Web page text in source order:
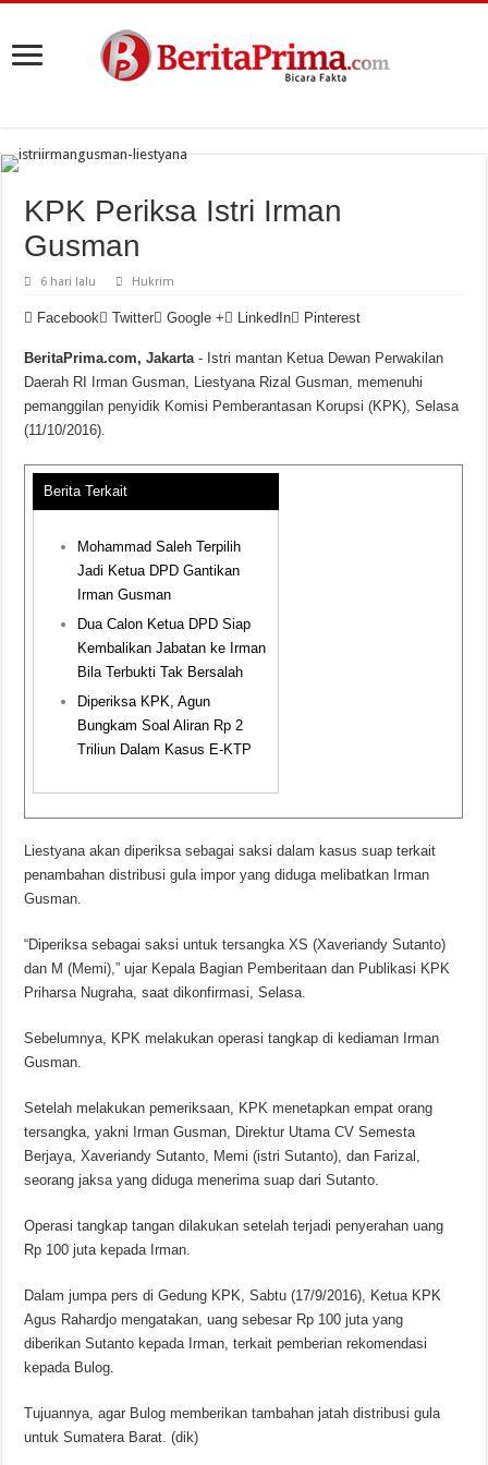
KPK Periksa Istri Irman
Gusman
6 hari lalu Hukrim
Facebook Twitter Google + LinkedIn Pinterest
BeritaPrima.com, Jakarta - Istri mantan Ketua Dewan Perwakilan
Daerah RI Irman Gusman, Liestyana Rizal Gusman, memenuhi
pemanggilan penyidik Komisi Pemberantasan Korupsi (KPK), Selasa
(11/10/2016).
Berita Terkait
Mohammad Saleh Terpilih
Jadi Ketua DPD Gantikan
Irman Gusman
Dua Calon Ketua DPD Siap
Kembalikan Jabatan ke Irman
Bila Terbukti Tak Bersalah
Diperiksa KPK, Agun
Bungkam Soal Aliran Rp 2
Triliun Dalam Kasus E-KTP
Liestyana akan diperiksa sebagai saksi dalam kasus suap terkait
penambahan distribusi gula impor yang diduga melibatkan Irman
Gusman.
“Diperiksa sebagai saksi untuk tersangka XS (Xaveriandy Sutanto)
dan M (Memi),” ujar Kepala Bagian Pemberitaan dan Publikasi KPK
Priharsa Nugraha, saat dikonfirmasi, Selasa.
Sebelumnya, KPK melakukan operasi tangkap di kediaman Irman
Gusman.
Setelah melakukan pemeriksaan, KPK menetapkan empat orang
tersangka, yakni Irman Gusman, Direktur Utama CV Semesta
Berjaya, Xaveriandy Sutanto, Memi (istri Sutanto), dan Farizal,
seorang jaksa yang diduga menerima suap dari Sutanto.
Operasi tangkap tangan dilakukan setelah terjadi penyerahan uang
Rp 100 juta kepada Irman.
Dalam jumpa pers di Gedung KPK, Sabtu (17/9/2016), Ketua KPK
Agus Rahardjo mengatakan, uang sebesar Rp 100 juta yang
diberikan Sutanto kepada Irman, terkait pemberian rekomendasi
kepada Bulog.
Tujuannya, agar Bulog memberikan tambahan jatah distribusi gula
untuk Sumatera Barat. (dik)